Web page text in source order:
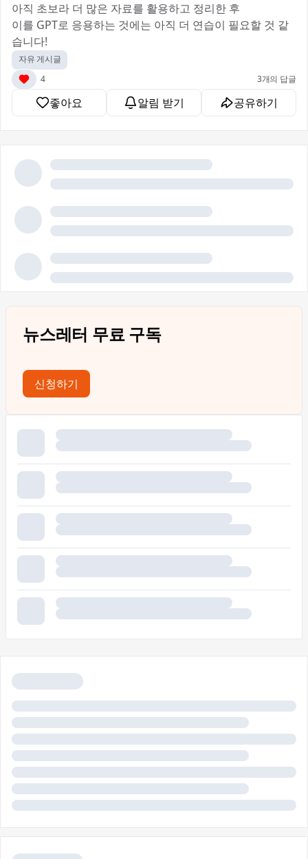
아직 초보라 더 많은 자료를 활용하고 정리한 후
이를 GPT로 응용하는 것에는 아직 더 연습이 필요할 것 같
습니다!
자유 게시글
4
3개의 답글
좋아요 알림 받기 공유하기
뉴스레터 무료 구독
신청하기